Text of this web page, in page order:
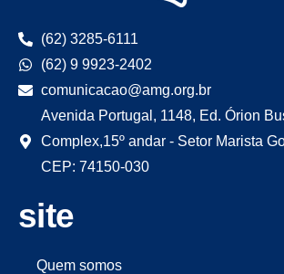
(62) 3285-6111
(62) 9 9923-2402
comunicacao@amg.org.br
Avenida Portugal, 1148, Ed. Órion
Complex,15º andar - Setor Marista
CEP: 74150-030
site
Quem somos